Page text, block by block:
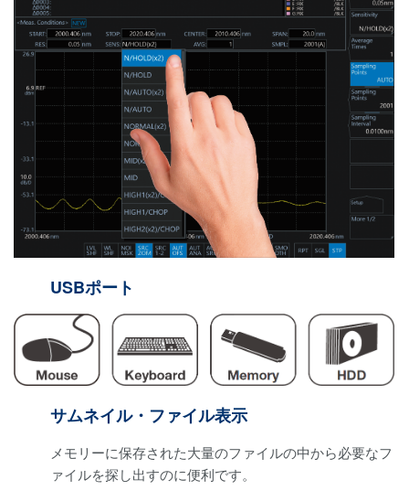
USBポート
サムネイル・ファイル表示
メモリーに保存された大量のファイルの中から必要なフ
ァイルを探し出すのに便利です。